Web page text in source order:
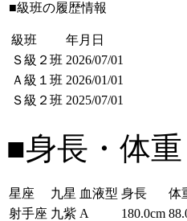
■級班の履歴情報
級班
年月日
Ｓ級２班 2026/07/01
Ａ級１班 2026/01/01
Ｓ級２班 2025/07/01
■身長・体
星座 九星 血液型 身長
体
射手座 九紫 A 180.0cm